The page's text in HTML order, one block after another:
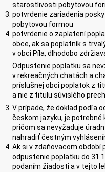
starostlivosti pobytovou
potvrdenie zariadenia
pobytovou formou
potvrdenie o zaplatení
obce, ak sa poplatník s
v obci Píla, dlhodobo
Odpustenie poplatku sa
v rekreačných chatách a
príslušnej obci poplatok z
a nie z titulu súvislého
V prípade, že doklad podľa
českom jazyku, je potrebné
pričom sa nevyžaduje
nahradiť čestným
Ak si v zdaňovacom období
odpustenie poplatku do
podaním žiadosti a v tejto